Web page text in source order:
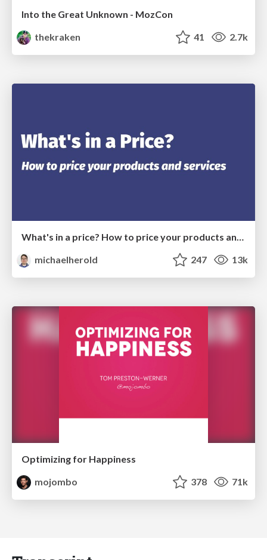
Into the Great Unknown - MozCon
thekraken
41 2.7k
michaelherold
247 13k
Optimizing for Happiness
mojombo
378 71k